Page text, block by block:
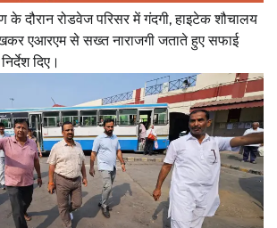
के दौरान रोडवेज परिसर में गंदगी, हाइटेक शौचालय
एआरएम से सख्त नाराजगी जताते हुए सफाई
दिए।